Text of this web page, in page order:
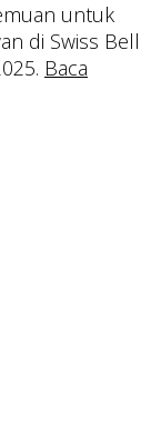
untuk
di Swiss Bell
Baca